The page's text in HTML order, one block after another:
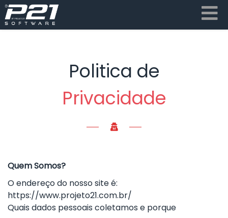
Politica de
Privacidade
Quem Somos?
O endereço do nosso site é:
https://www.projeto21.com.br/
Quais dados pessoais coletamos e porque